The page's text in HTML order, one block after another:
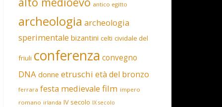
antico egitto
archeologia archeologia
sperimentale bizantini celti cividale del
friuli conferenza convegno
DNA donne etruschi età del bronzo
ferrara festa medievale film impero
romano irlanda IV secolo IX secolo